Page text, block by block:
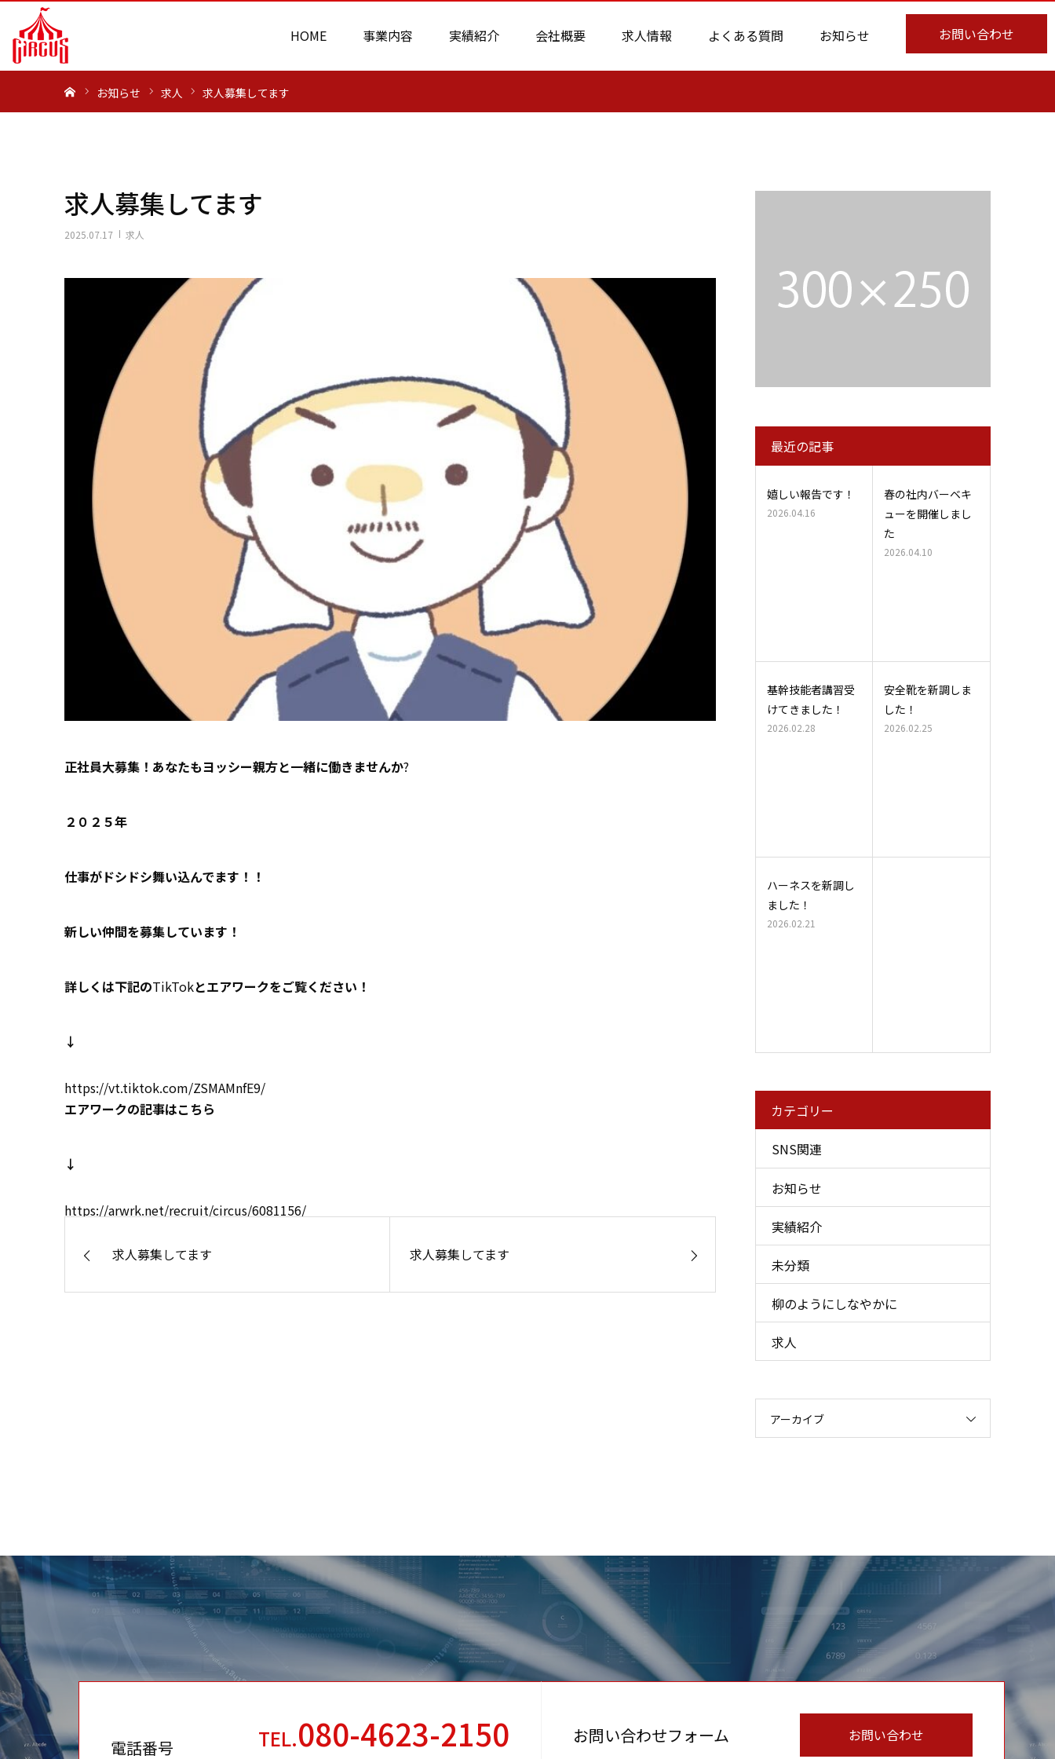
お問い合わせ
HOME 事業内容 実績紹介 会社概要 求人情報 よくある質問 お知らせ
お知らせ 求人 求人募集してます
求人募集してます
2025.07.17 求人
正社員大募集！あなたもヨッシー親方と一緒に働きませんか?
２０２５年
仕事がドシドシ舞い込んでます！！
新しい仲間を募集しています！
詳しくは下記のTikTokとエアワークをご覧ください！
↓
https://vt.tiktok.com/ZSMAMnfE9/
エアワークの記事はこちら
↓
https://arwrk.net/recruit/circus/6081156/
求人募集してます 求人募集してます
最近の記事
嬉しい報告です！
2026.04.16
春の社内バーベキ
ューを開催しまし
た
2026.04.10
基幹技能者講習受
けてきました！
2026.02.28
安全靴を新調しま
した！
2026.02.25
ハーネスを新調し
ました！
2026.02.21
カテゴリー
SNS関連
お知らせ
実績紹介
未分類
柳のようにしなやかに
求人
アーカイブ
電話番号 TEL.080-4623-2150 お問い合わせフォーム お問い合わせ